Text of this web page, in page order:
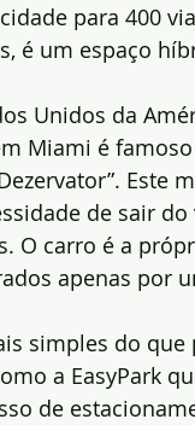
para 400
é um espaço
Unidos da
Miami é
Este
de sair
O carro é a
apenas por
simples do que
a EasyPark
de